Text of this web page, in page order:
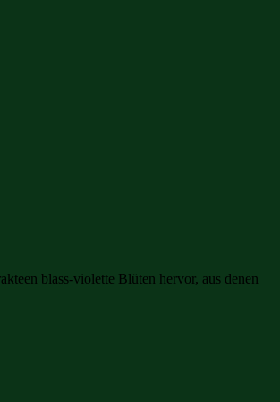
blass-violette Blüten hervor, aus denen